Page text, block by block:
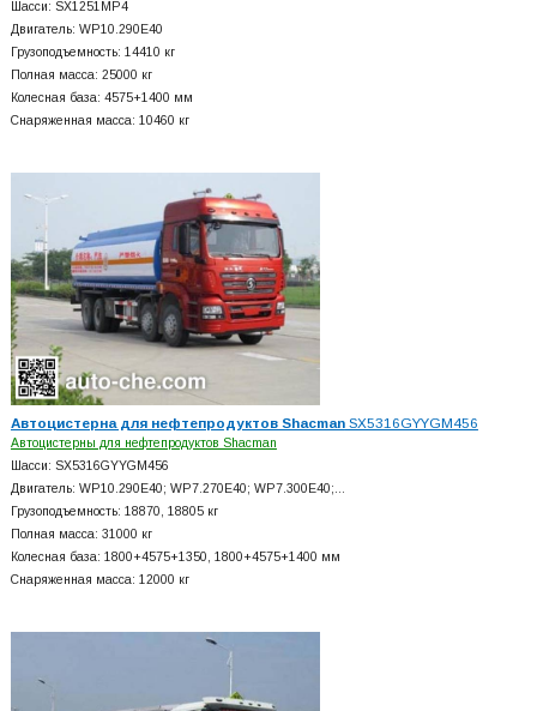
Шасси: SX1251MP4
Двигатель: WP10.290E40
Грузоподъемность: 14410 кг
Полная масса: 25000 кг
Колесная база: 4575+1400 мм
Снаряженная масса: 10460 кг
Автоцистерна для нефтепродуктов ShacmanSX5316GYYGM456
Автоцистерны для нефтепродуктов Shacman
Шасси: SX5316GYYGM456
Двигатель: WP10.290E40; WP7.270E40; WP7.300E40;…
Грузоподъемность: 18870, 18805 кг
Полная масса: 31000 кг
Колесная база: 1800+4575+1350, 1800+4575+1400 мм
Снаряженная масса: 12000 кг